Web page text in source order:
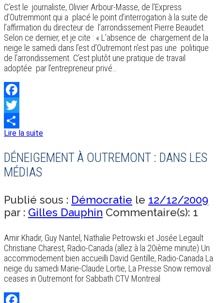
C’est le journaliste, Olivier Arbour-Masse, de l’Express
d’Outremmont qui a placé le point d’interrogation à la suite de
l’affirmation du directeur de l’arrondissement Pierre Beaudet.
Selon ce dernier, et je cite : « L’absence de chargement de la
neige le samedi dans l’est d’Outremont n’est pas une politique
de l’arrondissement. C’est plutôt une pratique de travail
adoptée par l’entrepreneur privé…
Facebook
Twitter
Share
Lire la suite
DÉNEIGEMENT À OUTREMONT : DANS LES
MÉDIAS
Publié sous : Démocratie le 12/12/2009
par : Gilles Dauphin Commentaire(s): 1
Amir Khadir, Guy Nantel, Nathalie Petrowski et Josée Legault
Christiane Charest, Radio-Canada (allez à la 20ième minute) Un
accommodement bien accueilli David Gentille, Radio-Canada La
neige du samedi Marie-Claude Lortie, La Presse Snow removal
ceases in Outremont for Sabbath CTV Montreal